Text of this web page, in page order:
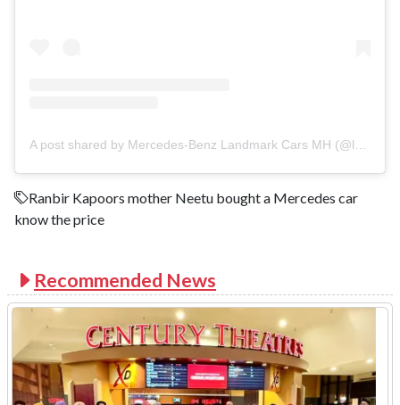
Ranbir Kapoors mother Neetu bought a Mercedes car
know the price
Recommended News